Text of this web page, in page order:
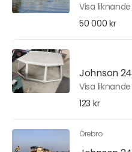
Visa liknande
50 000 kr
Johnson 24
Visa liknande
123 kr
Örebro